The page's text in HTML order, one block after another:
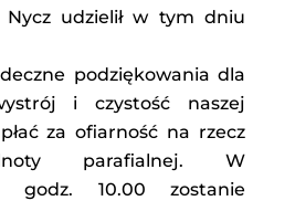
Nycz udzielił w tym dniu
podziękowania dla
i czystość naszej
za ofiarność na rzecz
parafialnej. W
godz. 10.00 zostanie